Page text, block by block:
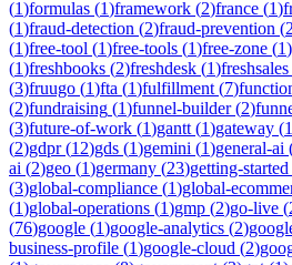
(1)formulas (1)framework (2)france (1)
(1)fraud-detection (2)fraud-prevention (2
(1)free-tool (1)free-tools (1)free-zone (1)
(1)freshbooks (2)freshdesk (1)freshsales
(3)fruugo (1)fta (1)fulfillment (7)
(2)fundraising (1)funnel-builder(2)
(3)future-of-work (1)gantt (1)gateway (1
(2)gdpr(12)gds (1)gemini (1)general-ai
ai (2)geo (1)germany (23)getting-started
(3)global-compliance (1)global-
(1)global-operations (1)gmp (2)go-live (
(76)google (1)google-analytics (2)
business-profile (1)google-cloud (2)